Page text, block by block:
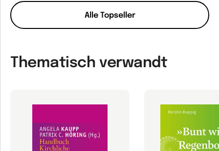
Alle Topseller
Thematisch verwandt